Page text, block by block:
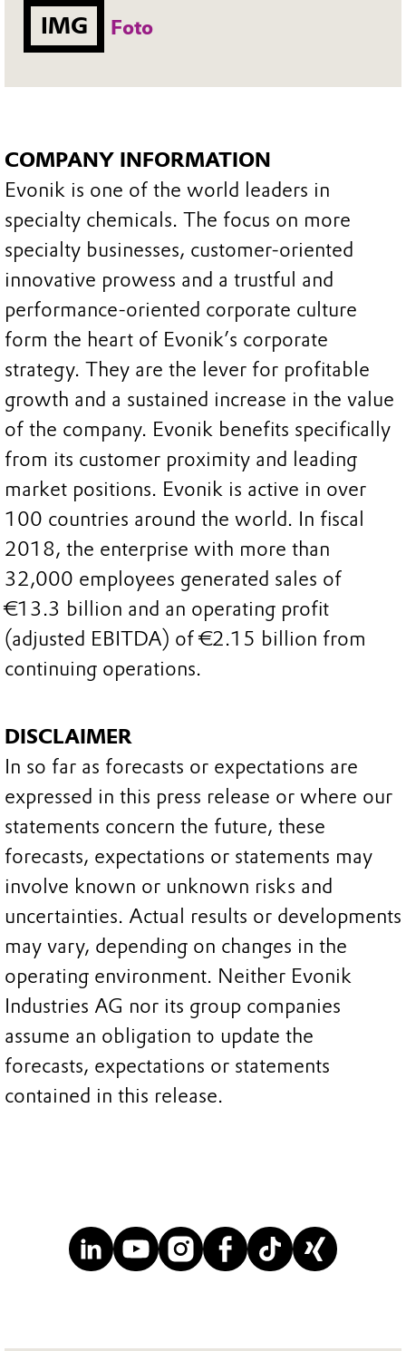
IMG Foto
COMPANY INFORMATION
Evonik is one of the world leaders in
specialty chemicals. The focus on more
specialty businesses, customer-oriented
innovative prowess and a trustful and
performance-oriented corporate culture
form the heart of Evonik’s corporate
strategy. They are the lever for profitable
growth and a sustained increase in the value
of the company. Evonik benefits specifically
from its customer proximity and leading
market positions. Evonik is active in over
100 countries around the world. In fiscal
2018, the enterprise with more than
32,000 employees generated sales of
€13.3 billion and an operating profit
(adjusted EBITDA) of €2.15 billion from
continuing operations.
DISCLAIMER
In so far as forecasts or expectations are
expressed in this press release or where our
statements concern the future, these
forecasts, expectations or statements may
involve known or unknown risks and
uncertainties. Actual results or developments
may vary, depending on changes in the
operating environment. Neither Evonik
Industries AG nor its group companies
assume an obligation to update the
forecasts, expectations or statements
contained in this release.